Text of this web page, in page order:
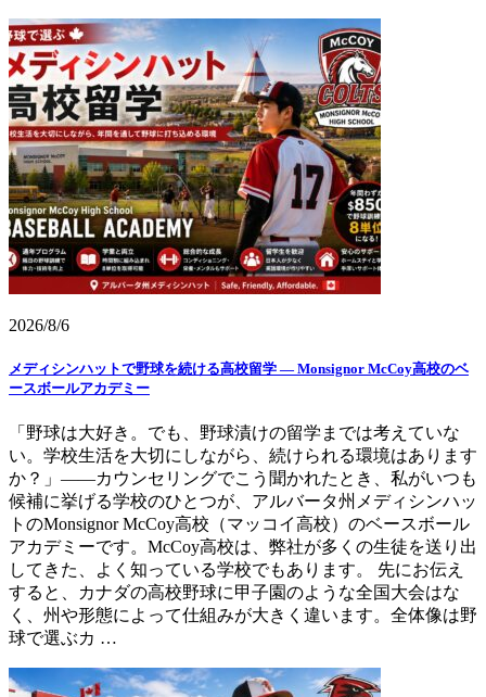
2026/8/6
メディシンハットで野球を続ける高校留学 ― Monsignor McCoy高校のベ
ースボールアカデミー
「野球は大好き。でも、野球漬けの留学までは考えていな
い。学校生活を大切にしながら、続けられる環境はあります
か？」——カウンセリングでこう聞かれたとき、私がいつも
候補に挙げる学校のひとつが、アルバータ州メディシンハッ
トのMonsignor McCoy高校（マッコイ高校）のベースボール
アカデミーです。McCoy高校は、弊社が多くの生徒を送り出
してきた、よく知っている学校でもあります。 先にお伝え
すると、カナダの高校野球に甲子園のような全国大会はな
く、州や形態によって仕組みが大きく違います。全体像は野
球で選ぶカ …